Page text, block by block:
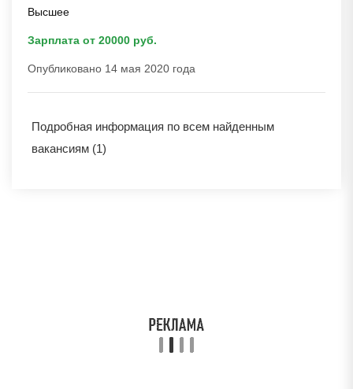
Высшее
Зарплата от 20000 руб.
Опубликовано 14 мая 2020 года
Подробная информация по всем найденным
вакансиям (1)